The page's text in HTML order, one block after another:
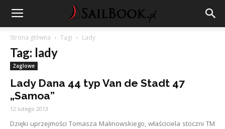
Strona główna Tagi Lady
Tag: lady
Żaglowe
Lady Dana 44 typ Van de Stadt 47
„Samoa”
12 lutego 2013
Dzięki uprzejmości Tomasza Malinowskiego, właściciela stoczni TM